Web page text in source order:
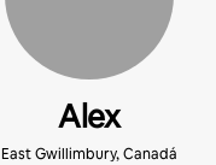
Alex
East Gwillimbury, Canadá